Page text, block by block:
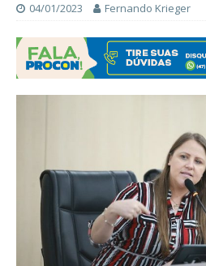
04/01/2023 Fernando Krieger